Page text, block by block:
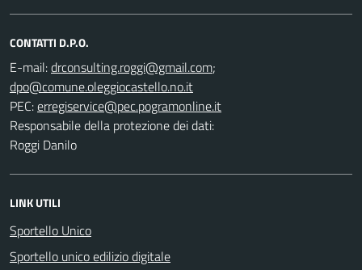
CONTATTI D.P.O.
E-mail:
;
PEC:
Responsabile della protezione dei dati:
Roggi Danilo
LINK UTILI
Sportello Unico
Sportello unico edilizio digitale